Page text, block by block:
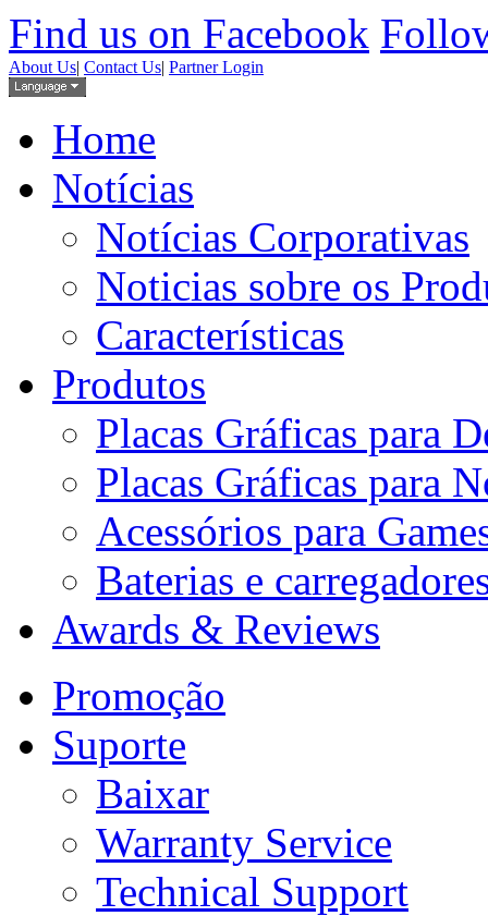
Find us on Facebook
About Us| Contact Us| Partner Login
Home
Notícias
Notícias Corporativas
Noticias sobre os
Características
Produtos
Placas Gráficas para
Placas Gráficas para
Acessórios para
Baterias e
Awards & Reviews
Promoção
Suporte
Baixar
Warranty Service
Technical Support